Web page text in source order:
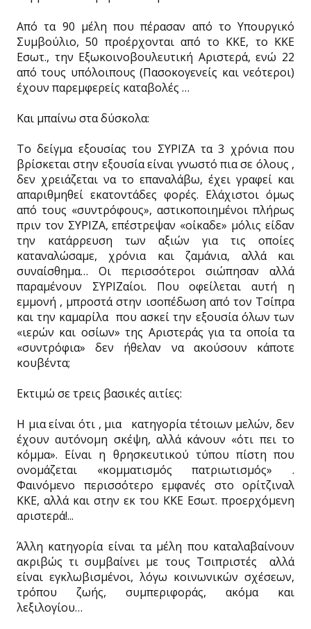
Από τα 90 μέλη που πέρασαν από το Υπουργικό
Συμβούλιο, 50 προέρχονται από το ΚΚΕ, το ΚΚΕ
Εσωτ., την Εξωκοινοβουλευτική Αριστερά, ενώ 22
από τους υπόλοιπους (Πασοκογενείς και νεότεροι)
έχουν παρεμφερείς καταβολές …
Και μπαίνω στα δύσκολα:
Το δείγμα εξουσίας του ΣΥΡΙΖΑ τα 3 χρόνια που
βρίσκεται στην εξουσία είναι γνωστό πια σε όλους ,
δεν χρειάζεται να το επαναλάβω, έχει γραφεί και
απαριθμηθεί εκατοντάδες φορές. Ελάχιστοι όμως
από τους «συντρόφους», αστικοποιημένοι πλήρως
πριν τον ΣΥΡΙΖΑ, επέστρεψαν «οίκαδε» μόλις είδαν
την κατάρρευση των αξιών για τις οποίες
καταναλώσαμε, χρόνια και ζαμάνια, αλλά και
συναίσθημα… Οι περισσότεροι σιώπησαν αλλά
παραμένουν ΣΥΡΙΖαίοι. Που οφείλεται αυτή η
εμμονή , μπροστά στην ισοπέδωση από τον Τσίπρα
και την καμαρίλα που ασκεί την εξουσία όλων των
«ιερών και οσίων» της Αριστεράς για τα οποία τα
«συντρόφια» δεν ήθελαν να ακούσουν κάποτε
κουβέντα;
Εκτιμώ σε τρεις βασικές αιτίες:
Η μια είναι ότι , μια κατηγορία τέτοιων μελών, δεν
έχουν αυτόνομη σκέψη, αλλά κάνουν «ότι πει το
κόμμα». Είναι η θρησκευτικού τύπου πίστη που
ονομάζεται «κομματισμός πατριωτισμός» .
Φαινόμενο περισσότερο εμφανές στο ορίτζιναλ
ΚΚΕ, αλλά και στην εκ του ΚΚΕ Εσωτ. προερχόμενη
αριστερά!...
Άλλη κατηγορία είναι τα μέλη που καταλαβαίνουν
ακριβώς τι συμβαίνει με τους Τσιπριστές αλλά
είναι εγκλωβισμένοι, λόγω κοινωνικών σχέσεων,
τρόπου ζωής, συμπεριφοράς, ακόμα και
λεξιλογίου…